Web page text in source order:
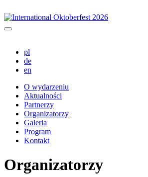
pl
de
en
O wydarzeniu
Aktualności
Partnerzy
Organizatorzy
Galeria
Program
Kontakt
Organizatorzy